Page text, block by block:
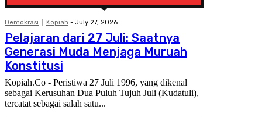
Demokrasi Kopiah - July 27, 2026
Pelajaran dari 27 Juli: Saatnya
Generasi Muda Menjaga Muruah
Konstitusi
Kopiah.Co - Peristiwa 27 Juli 1996, yang dikenal
sebagai Kerusuhan Dua Puluh Tujuh Juli (Kudatuli),
tercatat sebagai salah satu...